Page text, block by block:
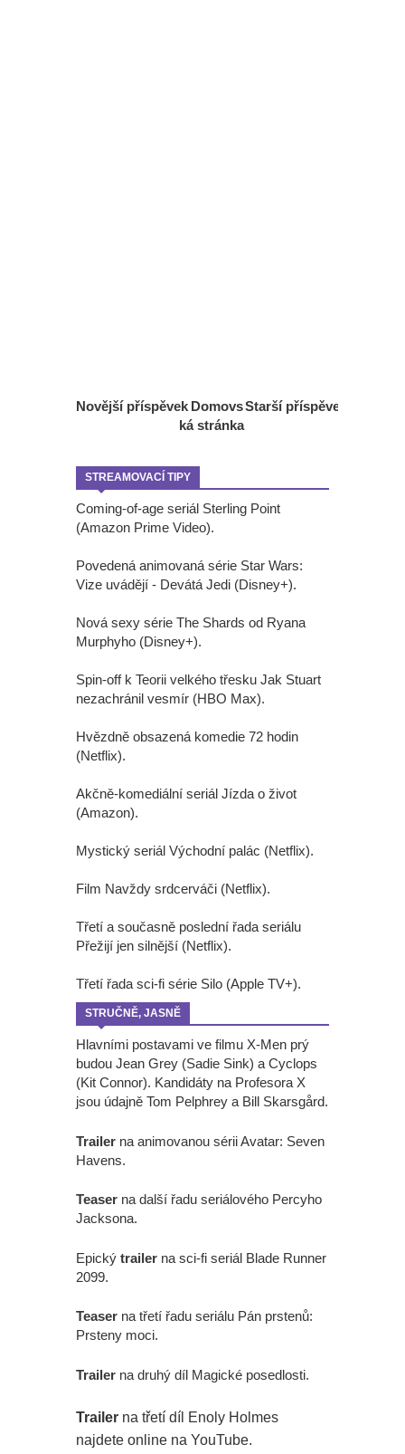
Novější příspěvek Starší příspěvek
Domovs
ká stránka
STREAMOVACÍ TIPY
Coming-of-age seriál Sterling Point
(Amazon Prime Video).
Povedená animovaná série Star Wars:
Vize uvádějí - Devátá Jedi (Disney+).
Nová sexy série The Shards od Ryana
Murphyho (Disney+).
Spin-off k Teorii velkého třesku Jak Stuart
nezachránil vesmír (HBO Max).
Hvězdně obsazená komedie 72 hodin
(Netflix).
Akčně-komediální seriál Jízda o život
(Amazon).
Mystický seriál Východní palác (Netflix).
Film Navždy srdcerváči (Netflix).
Třetí a současně poslední řada seriálu
Přežijí jen silnější (Netflix).
Třetí řada sci-fi série Silo (Apple TV+).
STRUČNĚ, JASNĚ
Hlavními postavami ve filmu X-Men prý
budou Jean Grey (Sadie Sink) a Cyclops
(Kit Connor). Kandidáty na Profesora X
jsou údajně Tom Pelphrey a Bill Skarsgård.
Trailer na animovanou sérii Avatar: Seven
Havens.
Teaser na další řadu seriálového Percyho
Jacksona.
Epický trailer na sci-fi seriál Blade Runner
2099.
Teaser na třetí řadu seriálu Pán prstenů:
Prsteny moci.
Trailer na druhý díl Magické posedlosti.
Trailer na třetí díl Enoly Holmes
najdete online na YouTube.